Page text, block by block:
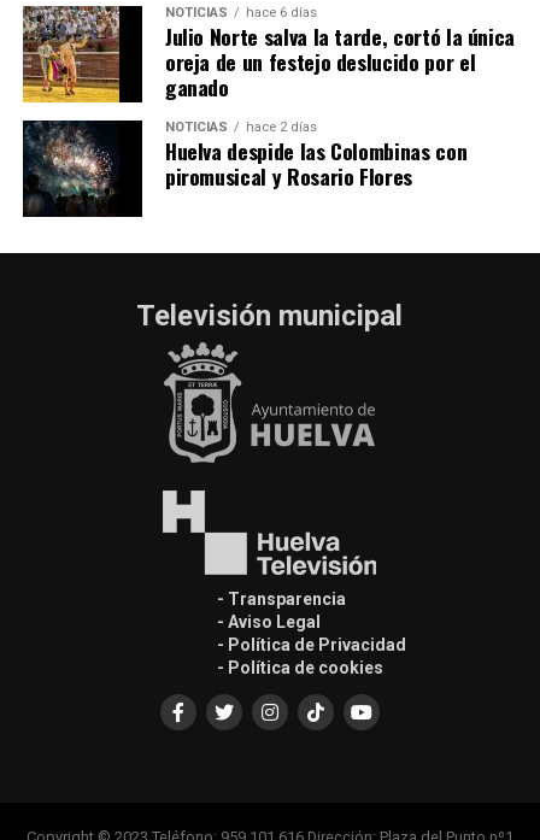
NOTICIAS hace 6 días
Julio Norte salva la tarde, cortó la única
oreja de un festejo deslucido por el
ganado
NOTICIAS hace 2 días
Huelva despide las Colombinas con
piromusical y Rosario Flores
Televisión municipal
- Transparencia
- Aviso Legal
- Política de Privacidad
- Política de cookies